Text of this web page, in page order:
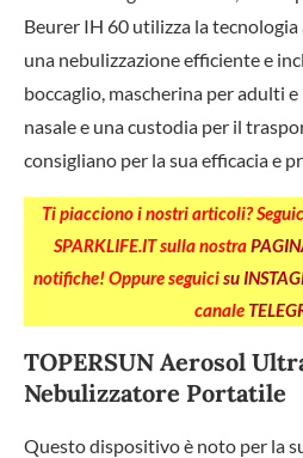
Beurer IH 60 utilizza la tecnologia
una nebulizzazione efficiente e
boccaglio, mascherina per adulti
nasale e una custodia per il
consigliano per la sua efficacia e
Ti piacciono i nostri articoli?
SPARKLIFE.IT sulla nostra
notifiche! Oppure seguicisu
canale
TOPERSUN Aerosol
Nebulizzatore Portatile
Questo dispositivo è noto per la